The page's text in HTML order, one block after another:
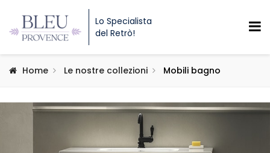
Lo Specialista
del Retrò!
Home Le nostre collezioni Mobili bagno